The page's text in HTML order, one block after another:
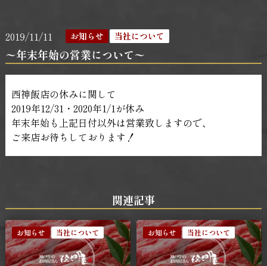
2019/11/11 お知らせ 当社について
〜年末年始の営業について〜
西神飯店の休みに関して
2019年12/31・2020年1/1が休み
年末年始も上記日付以外は営業致しますので、
ご来店お待ちしております！
関連記事
お知らせ 当社について お知らせ 当社について